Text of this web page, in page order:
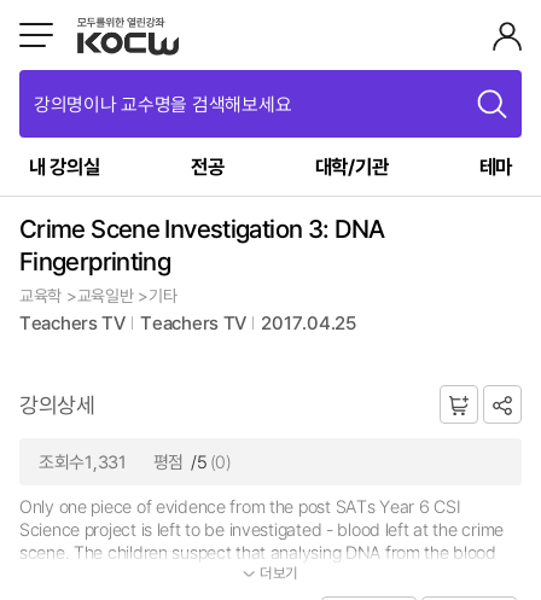
강의명이나 교수명을 검색해보세요
내 강의실 전공 대학/기관 테마
Crime Scene Investigation 3: DNA
Fingerprinting
교육학 >교육일반 >기타
Teachers TV Teachers TV 2017.04.25
강의상세
조회수1,331 평점 /5 (0)
Only one piece of evidence from the post SATs Year 6 CSI
Science project is left to be investigated - blood left at the crime
scene. The children suspect that analysing DNA from the blood
samples could nail the suspect, but is this possible to achieve in t...
더보기